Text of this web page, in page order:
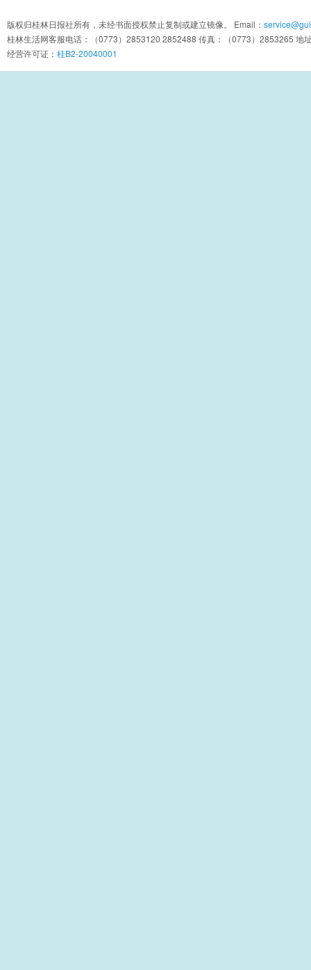
版权归桂林日报社所有，未经书面授权禁止复制或建立镜像。 Email：
桂林生活网客服电话：（0773）2853120 2852488 传真：（0773）2853265 地
经营许可证： 桂B2-20040001